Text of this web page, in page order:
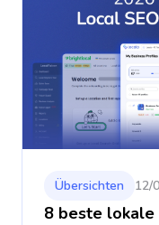
Übersichten 12/
8 beste lokale